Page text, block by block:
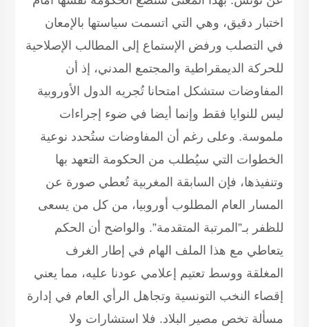
اختبار دقيق، وهي التي اتسمت سياستها بالإمعان
في التصلب ورفض الإستماع إلى المطالب الإصلاحية
للحركة الديمقراطية والمجتمع المدني، إذ أن
المفاوضات ستشكل امتحانا تُجريه الدول الأوروبية
ليس للنوايا فقط وإنما أيضا في ضوء إجراءات
ملموسة. وعلى رغم أن المفاوضات ستُحدد نوعية
الخطوات التي سيُطلب من الحكومة التعهد بها
وتنفيذها، فإن السابقة المغربية تُعطي صورة عن
المسار العام المطلوب أوروبيا، من كل من يسعى
للظفر بـ”المرتبة المتقدمة”. والواضح أن الحكم
يتعاطي مع هذا الملف الهام في إطار الغرف
المغلقة ووسط تعتيم إعلامي عودنا عليه، مما يعني
إقصاء النخب التونسية وتجاهل الرأي العام في إدارة
مسألة تخص مصير البلاد. فلا استشارات ولا